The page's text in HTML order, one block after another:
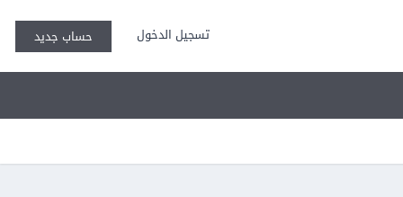
تسجيل الدخول حساب جديد